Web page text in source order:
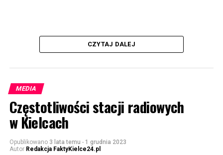
CZYTAJ DALEJ
MEDIA
Częstotliwości stacji radiowych
w Kielcach
Opublikowano 3 lata temu - 1 grudnia 2023
Autor Redakcja FaktyKielce24.pl